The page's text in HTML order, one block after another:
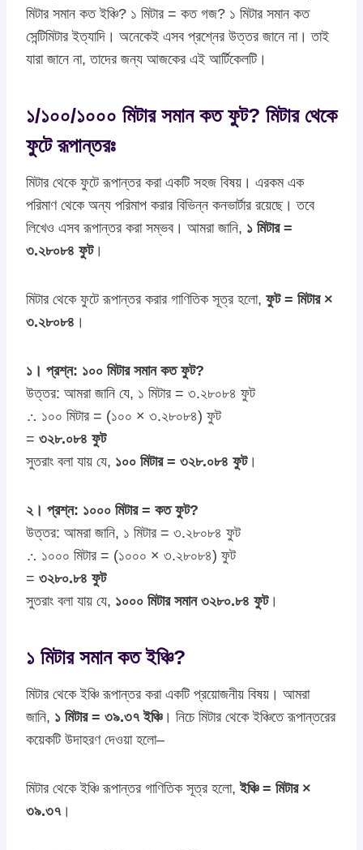
মিটার সমান কত ইঞ্চি? ১ মিটার = কত গজ? ১ মিটার সমান কত
সেন্টিমিটার ইত্যাদি। অনেকেই এসব প্রশ্নের উত্তর জানে না। তাই
যারা জানে না, তাদের জন্য আজকের এই আর্টিকেলটি।
১/১০০/১০০০ মিটার সমান কত ফুট? মিটার থেকে
ফুটে রূপান্তরঃ
মিটার থেকে ফুটে রূপান্তর করা একটি সহজ বিষয়। এরকম এক
পরিমাণ থেকে অন্য পরিমাপ করার বিভিন্ন কনভার্টার রয়েছে। তবে
লিখেও এসব রূপান্তর করা সম্ভব। আমরা জানি, ১ মিটার =
৩.২৮০৮৪ ফুট।
মিটার থেকে ফুটে রূপান্তর করার গাণিতিক সূত্র হলো, ফুট = মিটার ×
৩.২৮০৮৪ ।
১। প্রশ্ন: ১০০ মিটার সমান কত ফুট?
উত্তর: আমরা জানি যে, ১ মিটার = ৩.২৮০৮৪ ফুট
∴ ১০০ মিটার = (১০০ × ৩.২৮০৮৪) ফুট
= ৩২৮.০৮৪ ফুট
সুতরাং বলা যায় যে, ১০০ মিটার = ৩২৮.০৮৪ ফুট।
২। প্রশ্ন: ১০০০ মিটার = কত ফুট?
উত্তর: আমরা জানি, ১ মিটার = ৩.২৮০৮৪ ফুট
∴ ১০০০ মিটার = (১০০০ × ৩.২৮০৮৪) ফুট
= ৩২৮০.৮৪ ফুট
সুতরাং বলা যায় যে, ১০০০ মিটার সমান ৩২৮০.৮৪ ফুট।
১ মিটার সমান কত ইঞ্চি?
মিটার থেকে ইঞ্চি রূপান্তর করা একটি প্রয়োজনীয় বিষয়। আমরা
জানি, ১ মিটার = ৩৯.৩৭ ইঞ্চি। নিচে মিটার থেকে ইঞ্চিতে রূপান্তরের
কয়েকটি উদাহরণ দেওয়া হলো–
মিটার থেকে ইঞ্চি রূপান্তর গাণিতিক সূত্র হলো,ইঞ্চি = মিটার ×
৩৯.৩৭।